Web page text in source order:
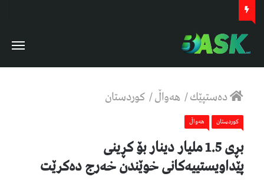
دەستپێك/ هەواڵ/ كوردستان
كوردستان هەواڵ
بڕی 1.5 ملیار دینار بۆ كڕینی
پێداویستییه‌كانی خوێندن خه‌رج ده‌كرێت